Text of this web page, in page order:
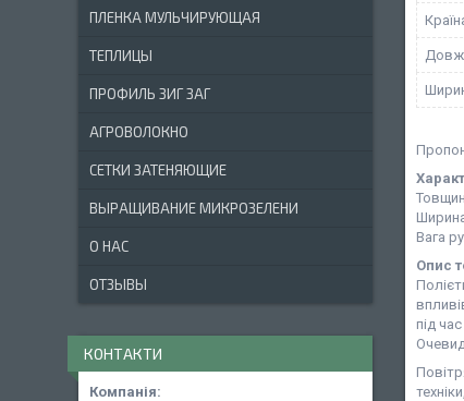
Вага
Опис
під
ПЛЕНКА МУЛЬЧИРУЮЩАЯ
ТЕПЛИЦЫ
ПРОФИЛЬ ЗИГ ЗАГ
АГРОВОЛОКНО
СЕТКИ ЗАТЕНЯЮЩИЕ
ВЫРАЩИВАНИЕ МИКРОЗЕЛЕНИ
О НАС
ОТЗЫВЫ
КОНТАКТИ